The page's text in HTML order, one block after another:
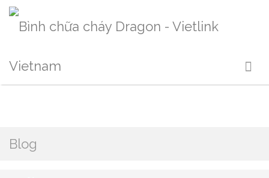
Blog